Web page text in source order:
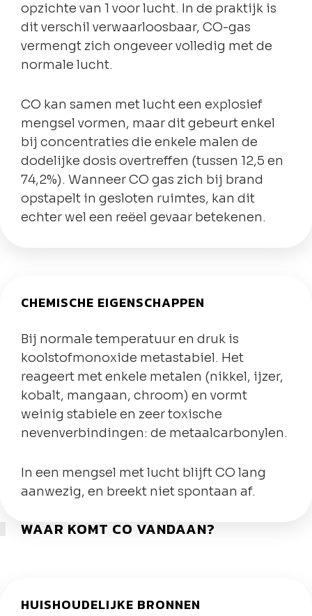
opzichte van 1 voor lucht. In de praktijk is
dit verschil verwaarloosbaar, CO-gas
vermengt zich ongeveer volledig met de
normale lucht.
CO kan samen met lucht een explosief
mengsel vormen, maar dit gebeurt enkel
bij concentraties die enkele malen de
dodelijke dosis overtreffen (tussen 12,5 en
74,2%). Wanneer CO gas zich bij brand
opstapelt in gesloten ruimtes, kan dit
echter wel een reëel gevaar betekenen.
CHEMISCHE EIGENSCHAPPEN
Bij normale temperatuur en druk is
koolstofmonoxide metastabiel. Het
reageert met enkele metalen (nikkel, ijzer,
kobalt, mangaan, chroom) en vormt
weinig stabiele en zeer toxische
nevenverbindingen: de metaalcarbonylen.
In een mengsel met lucht blijft CO lang
aanwezig, en breekt niet spontaan af.
WAAR KOMT CO VANDAAN?
HUISHOUDELIJKE BRONNEN